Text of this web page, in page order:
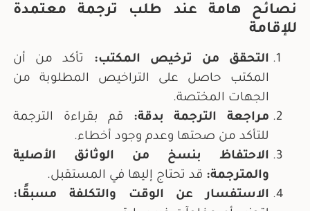
نصائح هامة عند طلب ترجمة معتمدة
للإقامة
التحقق من ترخيص المكتب: تأكد من أن
المكتب حاصل على التراخيص المطلوبة من
الجهات المختصة.
مراجعة الترجمة بدقة: قم بقراءة الترجمة
للتأكد من صحتها وعدم وجود أخطاء.
الاحتفاظ بنسخ من الوثائق الأصلية
والمترجمة: قد تحتاج إليها في المستقبل.
الاستفسار عن الوقت والتكلفة مسبقًا: